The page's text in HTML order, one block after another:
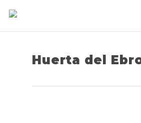
Huerta del